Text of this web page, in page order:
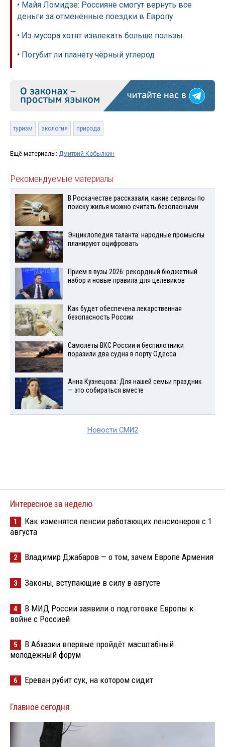
• Майя Ломидзе: Россияне смогут вернуть все
деньги за отменённые поездки в Европу
• Из мусора хотят извлекать больше пользы
• Погубит ли планету чёрный углерод
туризм экология природа
Ещё материалы: Дмитрий Кобылкин
Рекомендуемые материалы
В Роскачестве рассказали, какие сервисы по
поиску жилья можно считать безопасными
Энциклопедия таланта: народные промыслы
планируют оцифровать
Прием в вузы 2026: рекордный бюджетный
набор и новые правила для целевиков
Как будет обеспечена лекарственная
безопасность России
Самолеты ВКС России и беспилотники
поразили два судна в порту Одесса
Анна Кузнецова: Для нашей семьи праздник
— это собираться вместе
Новости СМИ2
Интересное за неделю
1
Как изменятся пенсии работающих пенсионеров с 1
августа
2 Владимир Джабаров — о том, зачем Европе Армения
3 Законы, вступающие в силу в августе
4
В МИД России заявили о подготовке Европы к
войне с Россией
5
В Абхазии впервые пройдёт масштабный
молодёжный форум
6 Ереван рубит сук, на котором сидит
Главное сегодня